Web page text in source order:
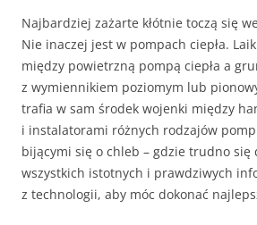
Najbardziej zażarte kłótnie toczą się
Nie inaczej jest w pompach ciepła.
między powietrzną pompą ciepła a
z wymiennikiem poziomym lub
trafia w sam środek wojenki między
i instalatorami różnych rodzajów pomp
bijącymi się o chleb – gdzie trudno się
wszystkich istotnych i prawdziwych
z technologii, aby móc dokonać